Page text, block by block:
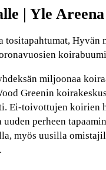
| Yle Areena
Hyvän
miljoonaa
Greenin
Ei-toivottujen koirien
uuden perheen
myös uusilla